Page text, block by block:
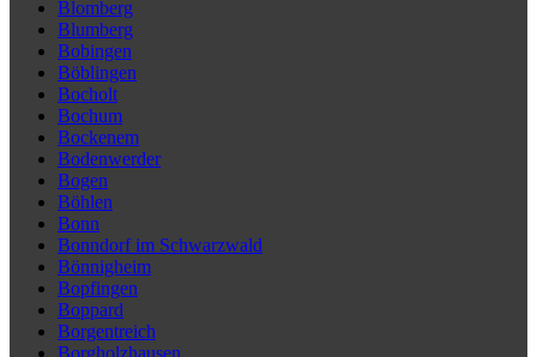
Blomberg
Blumberg
Bobingen
Böblingen
Bocholt
Bochum
Bockenem
Bodenwerder
Bogen
Böhlen
Bonn
Bonndorf im Schwarzwald
Bönnigheim
Bopfingen
Boppard
Borgentreich